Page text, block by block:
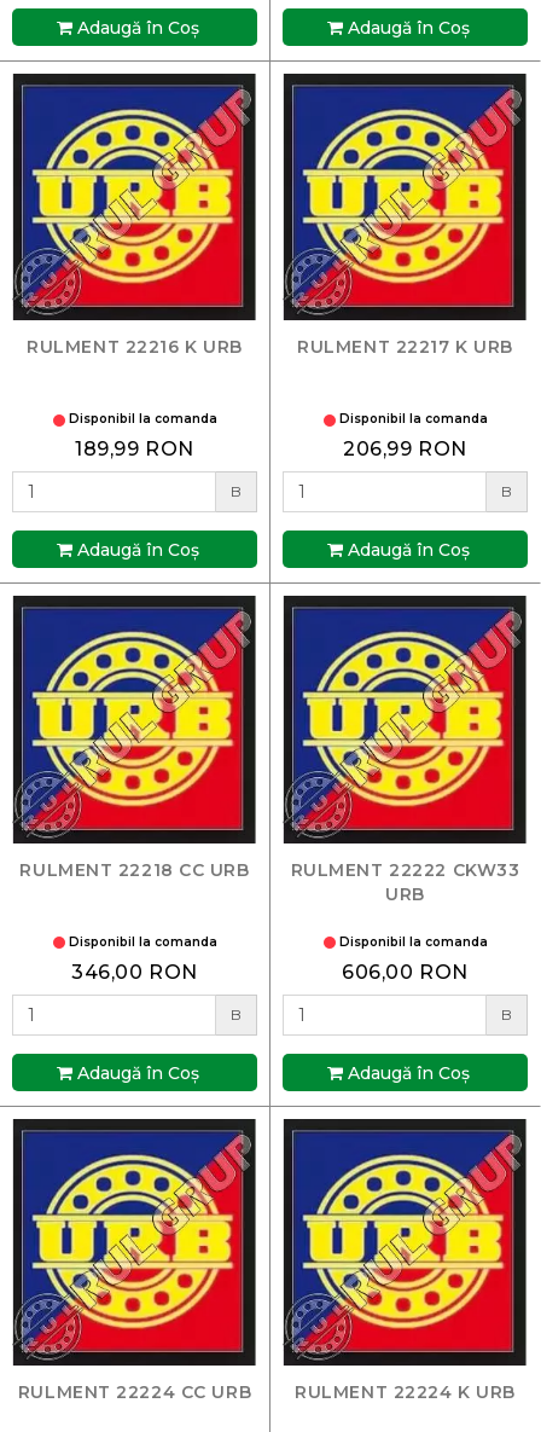
Adaugă în Coş Adaugă în Coş
RULMENT 22216 K URB
Disponibil la comanda
189,99 RON
B
Adaugă în Coş
RULMENT 22217 K URB
Disponibil la comanda
206,99 RON
B
Adaugă în Coş
RULMENT 22218 CC URB
Disponibil la comanda
346,00 RON
B
Adaugă în Coş
RULMENT 22222 CKW33
URB
Disponibil la comanda
606,00 RON
B
Adaugă în Coş
RULMENT 22224 CC URB RULMENT 22224 K URB